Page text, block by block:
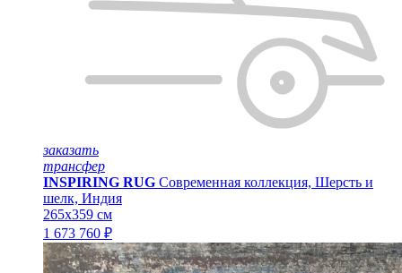
заказать
трансфер
INSPIRING RUG Современная коллекция, Шерсть и
шелк, Индия
265x359 см
1 673 760 ₽